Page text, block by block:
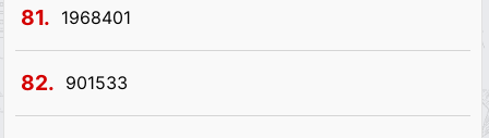
81. 1968401
82. 901533